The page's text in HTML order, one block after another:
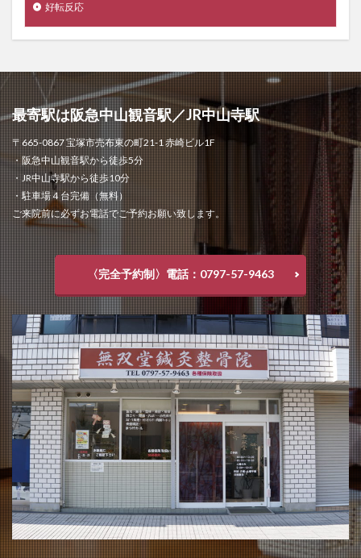
好転反応
最寄駅は阪急中山観音駅／JR中山寺駅
〒665-0867 宝塚市売布東の町21-1 赤崎ビル1F
・阪急中山観音駅から徒歩5分
・JR中山寺駅から徒歩10分
・駐車場４台完備（無料）
ご来院前に必ずお電話でご予約お願い致します。
〈完全予約制〉電話：0797-57-9463